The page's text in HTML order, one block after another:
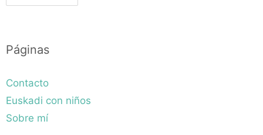
Páginas
Contacto
Euskadi con niños
Sobre mí